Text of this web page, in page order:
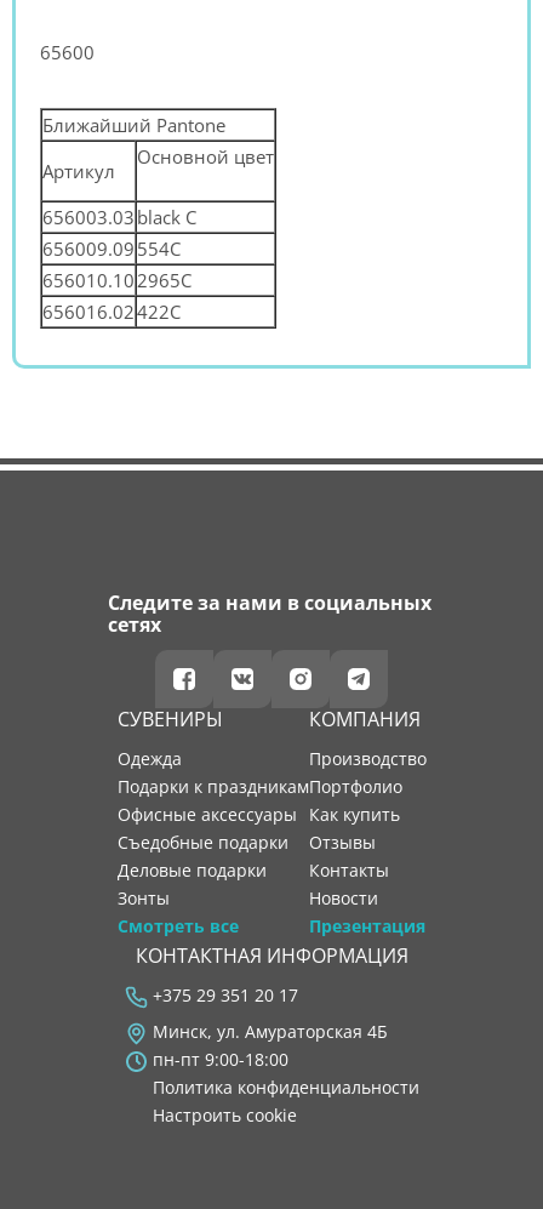
65600
Ближайший Pantone
Артикул
Основной цвет
656003.03 black C
656009.09 554C
656010.10 2965C
656016.02422C
Следите за нами в социальных
сетях
СУВЕНИРЫ
Одежда
Подарки к праздникам
Офисные аксессуары
Съедобные подарки
Деловые подарки
Зонты
Смотреть все
КОМПАНИЯ
производство
портфолио
как купить
отзывы
контакты
новости
Презентация
КОНТАКТНАЯ ИНФОРМАЦИЯ
+375 29 351 20 17
Минск, ул. Амураторская 4Б
пн-пт 9:00-18:00
Политика конфиденциальности
Настроить cookie